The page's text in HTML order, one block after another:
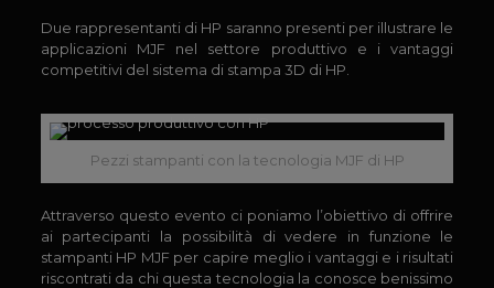
Due rappresentanti di HP saranno presenti per illustrare le
applicazioni MJF nel settore produttivo e i vantaggi
competitivi del sistema di stampa 3D di HP.
Pezzi stampanti con la tecnologia MJF di HP
Attraverso questo evento ci poniamo l’obiettivo di offrire
ai partecipanti la possibilità di vedere in funzione le
stampanti HP MJF per capire meglio i vantaggi e i risultati
riscontrati da chi questa tecnologia la conosce benissimo